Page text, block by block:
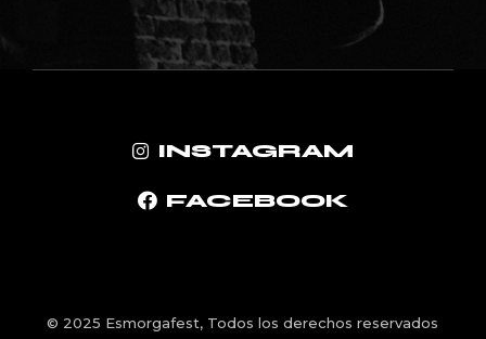
INSTAGRAM
FACEBOOK
© 2025 Esmorgafest, Todos los derechos reservados